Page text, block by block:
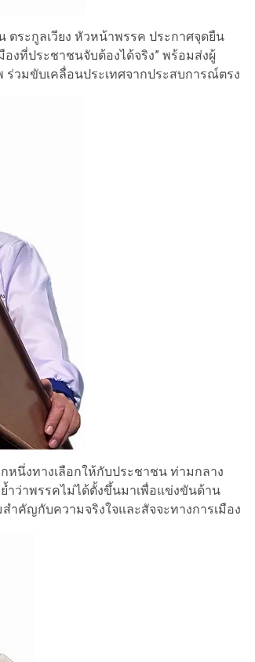
ตระกูลเวียง หัวหน้าพรรค ประกาศจุดยืน
องที่ประชาชนจับต้องได้จริง” พร้อมส่งผู้
มขับเคลื่อนประเทศจากประสบการณ์ตรง
หนึ่งทางเลือกให้กับประชาชน ท่ามกลาง
ำว่าพรรคไม่ได้ตั้งขึ้นมาเพื่อแข่งขันด้าน
ำคัญกับความจริงใจและสัจจะทางการเมือง